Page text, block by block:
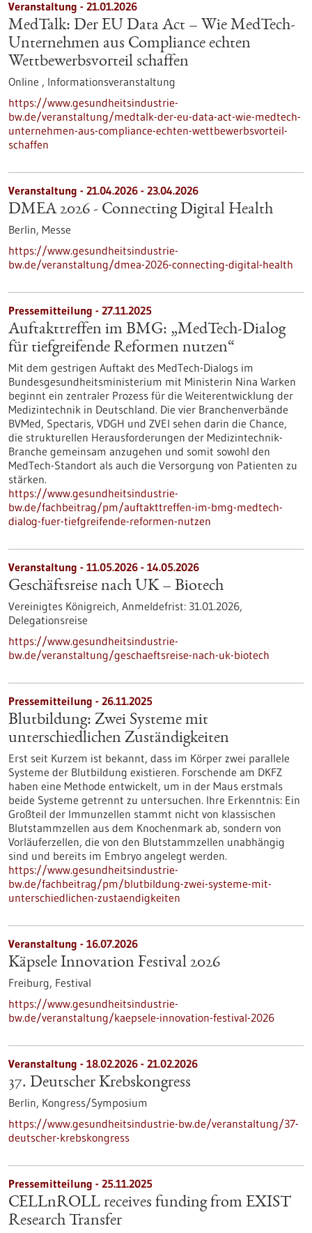
Veranstaltung - 21.01.2026
MedTalk: Der EU Data Act – Wie MedTech-
Unternehmen aus Compliance echten
Wettbewerbsvorteil schaffen
Online , Informationsveranstaltung
https://www.gesundheitsindustrie-
bw.de/veranstaltung/medtalk-der-eu-data-act-wie-medtech-
unternehmen-aus-compliance-echten-wettbewerbsvorteil-
schaffen
Veranstaltung - 21.04.2026 - 23.04.2026
DMEA 2026 - Connecting Digital Health
Berlin, Messe
https://www.gesundheitsindustrie-
bw.de/veranstaltung/dmea-2026-connecting-digital-health
Pressemitteilung - 27.11.2025
Auftakttreffen im BMG: „MedTech-Dialog
für tiefgreifende Reformen nutzen“
Mit dem gestrigen Auftakt des MedTech-Dialogs im
Bundesgesundheitsministerium mit Ministerin Nina Warken
beginnt ein zentraler Prozess für die Weiterentwicklung der
Medizintechnik in Deutschland. Die vier Branchenverbände
BVMed, Spectaris, VDGH und ZVEI sehen darin die Chance,
die strukturellen Herausforderungen der Medizintechnik-
Branche gemeinsam anzugehen und somit sowohl den
MedTech-Standort als auch die Versorgung von Patienten zu
stärken.
https://www.gesundheitsindustrie-
bw.de/fachbeitrag/pm/auftakttreffen-im-bmg-medtech-
dialog-fuer-tiefgreifende-reformen-nutzen
Veranstaltung - 11.05.2026 - 14.05.2026
Geschäftsreise nach UK – Biotech
Vereinigtes Königreich, Anmeldefrist: 31.01.2026,
Delegationsreise
https://www.gesundheitsindustrie-
bw.de/veranstaltung/geschaeftsreise-nach-uk-biotech
Pressemitteilung - 26.11.2025
Blutbildung: Zwei Systeme mit
unterschiedlichen Zuständigkeiten
Erst seit Kurzem ist bekannt, dass im Körper zwei parallele
Systeme der Blutbildung existieren. Forschende am DKFZ
haben eine Methode entwickelt, um in der Maus erstmals
beide Systeme getrennt zu untersuchen. Ihre Erkenntnis: Ein
Großteil der Immunzellen stammt nicht von klassischen
Blutstammzellen aus dem Knochenmark ab, sondern von
Vorläuferzellen, die von den Blutstammzellen unabhängig
sind und bereits im Embryo angelegt werden.
https://www.gesundheitsindustrie-
bw.de/fachbeitrag/pm/blutbildung-zwei-systeme-mit-
unterschiedlichen-zustaendigkeiten
Veranstaltung - 16.07.2026
Käpsele Innovation Festival 2026
Freiburg, Festival
https://www.gesundheitsindustrie-
bw.de/veranstaltung/kaepsele-innovation-festival-2026
Veranstaltung - 18.02.2026 - 21.02.2026
37. Deutscher Krebskongress
Berlin, Kongress/Symposium
https://www.gesundheitsindustrie-bw.de/veranstaltung/37-
deutscher-krebskongress
Pressemitteilung - 25.11.2025
CELLnROLL receives funding from EXIST
Research Transfer